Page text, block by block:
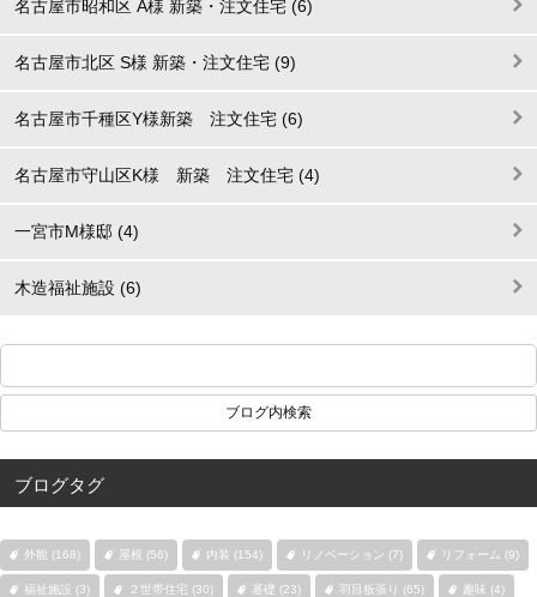
名古屋市昭和区 A様 新築・注文住宅 (6)
名古屋市北区 S様 新築・注文住宅 (9)
名古屋市千種区Y様新築 注文住宅 (6)
名古屋市守山区K様 新築 注文住宅 (4)
一宮市M様邸 (4)
木造福祉施設 (6)
ブログタグ
外観 (168) 屋根 (56) 内装 (154) リノベーション (7) リフォーム (9)
福祉施設 (3) ２世帯住宅 (30) 基礎 (23) 羽目板張り (65) 趣味 (4)